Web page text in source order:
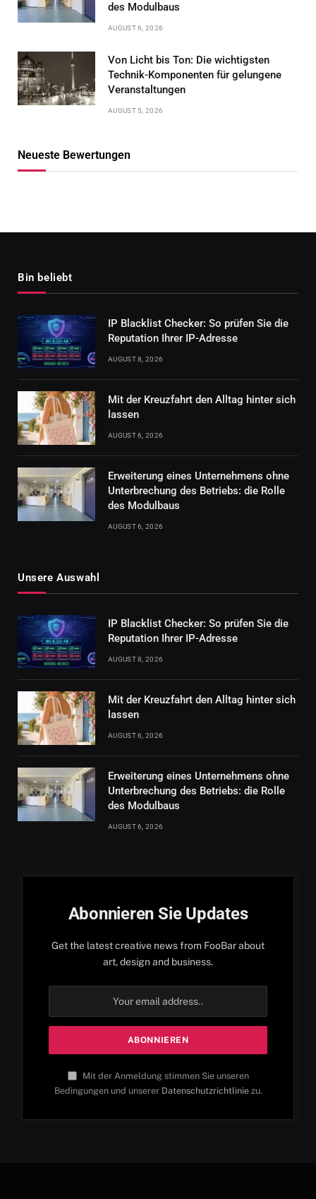
des Modulbaus
AUGUST 6, 2026
Von Licht bis Ton: Die wichtigsten
Technik-Komponenten für gelungene
Veranstaltungen
AUGUST 5, 2026
Neueste Bewertungen
Bin beliebt
IP Blacklist Checker: So prüfen Sie die
Reputation Ihrer IP-Adresse
AUGUST 8, 2026
Mit der Kreuzfahrt den Alltag hinter sich
lassen
AUGUST 6, 2026
Erweiterung eines Unternehmens ohne
Unterbrechung des Betriebs: die Rolle
des Modulbaus
AUGUST 6, 2026
Unsere Auswahl
IP Blacklist Checker: So prüfen Sie die
Reputation Ihrer IP-Adresse
AUGUST 8, 2026
Mit der Kreuzfahrt den Alltag hinter sich
lassen
AUGUST 6, 2026
Erweiterung eines Unternehmens ohne
Unterbrechung des Betriebs: die Rolle
des Modulbaus
AUGUST 6, 2026
Abonnieren Sie Updates
Get the latest creative news from FooBar about
art, design and business.
Mit der Anmeldung stimmen Sie unseren
Bedingungen und unserer Datenschutzrichtliniezu.